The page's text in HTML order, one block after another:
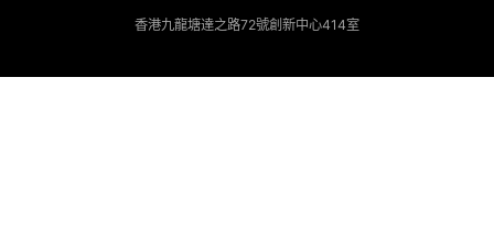
香港九龍塘達之路72號創新中心414室